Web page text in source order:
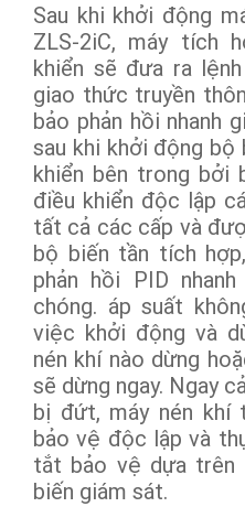
Sau khi khởi động
ZLS-2iC, máy tích
khiển sẽ đưa ra
giao thức truyền
bảo phản hồi nhanh
sau khi khởi động
khiển bên trong bởi
điều khiển độc lập
tất cả các cấp và
bộ biến tần tích
phản hồi PID
chóng. áp suất
việc khởi động và
nén khí nào dừng
sẽ dừng ngay. Ngay
bị đứt, máy nén
bảo vệ độc lập và
tắt bảo vệ dựa
biến giám sát.